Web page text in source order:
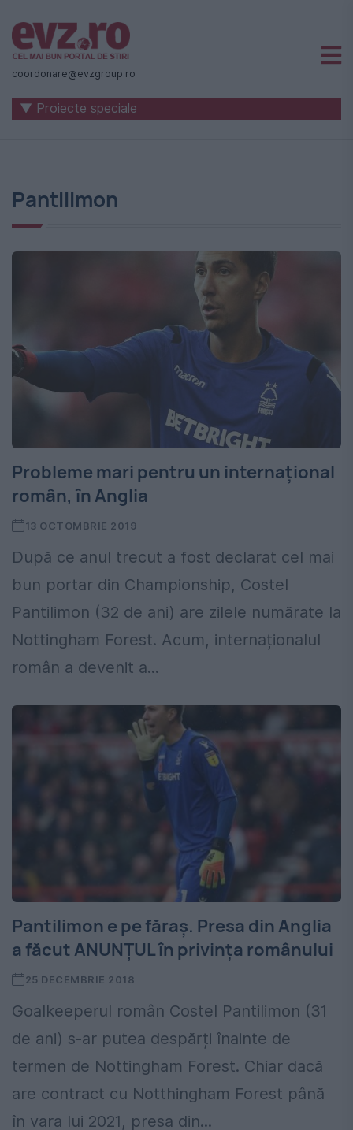
Știri
naționale
internaționale
-
Evenimentul
Zilei
coordonare@evzgroup.ro
▼ Proiecte speciale
Pantilimon
Probleme mari pentru un internațional
român, în Anglia
13 OCTOMBRIE 2019
După ce anul trecut a fost declarat cel mai
bun portar din Championship, Costel
Pantilimon (32 de ani) are zilele numărate la
Nottingham Forest. Acum, internaționalul
român a devenit a...
Pantilimon e pe făraș. Presa din Anglia
a făcut ANUNȚUL în privința românului
25 DECEMBRIE 2018
Goalkeeperul român Costel Pantilimon (31
de ani) s-ar putea despărți înainte de
termen de Nottingham Forest. Chiar dacă
are contract cu Notthingham Forest până
în vara lui 2021, presa din...